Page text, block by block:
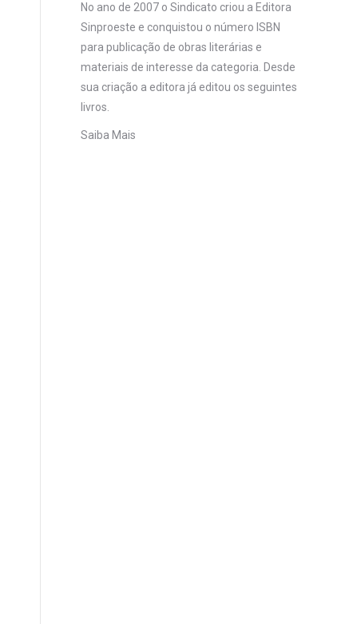
No ano de 2007 o Sindicato criou a Editora
Sinproeste e conquistou o número ISBN
para publicação de obras literárias e
materiais de interesse da categoria. Desde
sua criação a editora já editou os seguintes
livros.
Saiba Mais